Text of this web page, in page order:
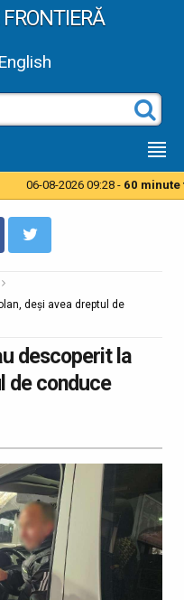
English
06-08-2026 09:28 -60 minute
deși avea dreptul de
descoperit la
de conduce